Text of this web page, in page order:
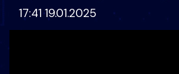
17:41 19.01.2025